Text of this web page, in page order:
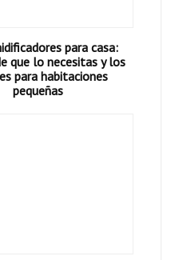
para casa:
que lo necesitas y los
para habitaciones
pequeñas